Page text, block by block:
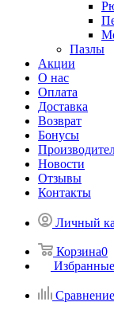
Пазлы
Акции
О нас
Оплата
Доставка
Возврат
Бонусы
Новости
Отзывы
Контакты
Личный
Корзина0